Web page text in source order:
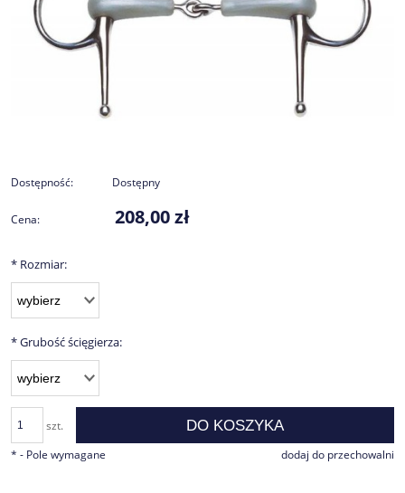
Dostępność: Dostępny
Cena: 208,00 zł
* Rozmiar:
*Grubość ścięgierza:
szt. DO KOSZYKA
dodaj do przechowalni
* - Pole wymagane